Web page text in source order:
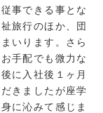
事できる事とな
旅行のほか、団
いります。さら
手配でも微力な
に入社後１ヶ月
きましたが座学
に沁みて感じま